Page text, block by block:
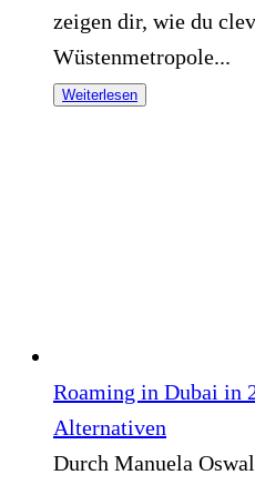
zeigen dir, wie du
Wüstenmetropole...
Weiterlesen
Roaming in Dubai in
Alternativen
Durch Manuela